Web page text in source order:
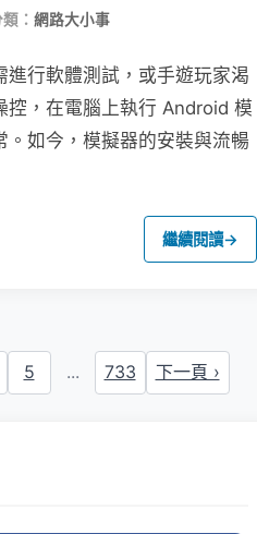
： 網路大小事
進行軟體測試，或手遊玩家渴
控，在電腦上執行 Android 模
如今，模擬器的安裝與流暢
繼續閱讀→
5 ... 733 下一頁 ›